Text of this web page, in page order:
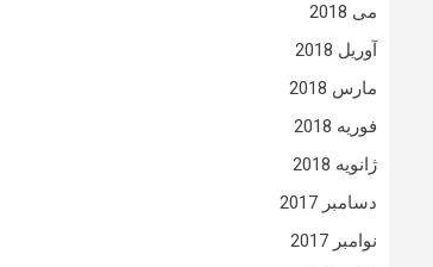
می 2018
آوریل 2018
مارس 2018
فوریه 2018
ژانویه 2018
دسامبر 2017
نوامبر 2017